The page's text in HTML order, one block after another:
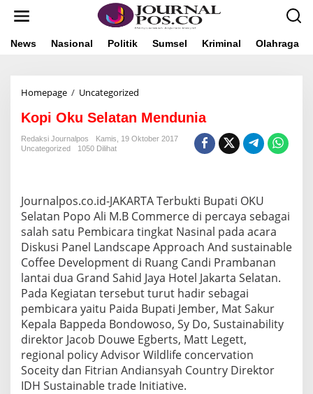
News Nasional Politik Sumsel Kriminal Olahraga
Homepage / Uncategorized
p
O
l
a
t
a
n
M
e
n
d
u
n
i
a
Kopi Oku Selatan Mendunia
Redaksi Journalpos
Kamis, 19 Oktober 2017
Uncategorized
1050 Dilihat
Journalpos.co.id-JAKARTA Terbukti Bupati OKU
Selatan Popo Ali M.B Commerce di percaya sebagai
salah satu Pembicara tingkat Nasinal pada acara
Diskusi Panel Landscape Approach And sustainable
Coffee Development di Ruang Candi Prambanan
lantai dua Grand Sahid Jaya Hotel Jakarta Selatan.
Pada Kegiatan tersebut turut hadir sebagai
pembicara yaitu Paida Bupati Jember, Mat Sakur
Kepala Bappeda Bondowoso, Sy Do, Sustainability
direktor Jacob Douwe Egberts, Matt Legett,
regional policy Advisor Wildlife concervation
Soceity dan Fitrian Andiansyah Country Direktor
IDH Sustainable trade Initiative.